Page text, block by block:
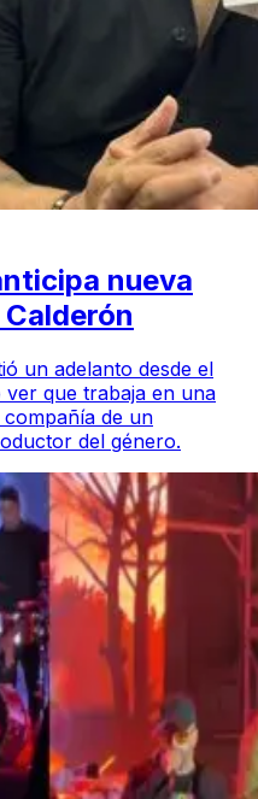
nueva
un adelanto desde el
ver que trabaja en una
de un
del género.